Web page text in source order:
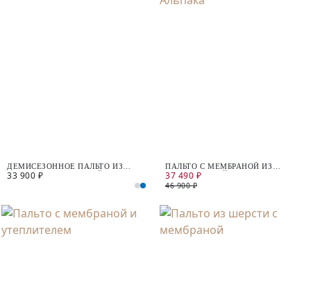
ДЕМИСЕЗОННОЕ ПАЛЬТО ИЗ
ШЕРСТИ С МЕМБРАНОЙ
33 900 ₽
ПАЛЬТО С МЕМБРАНОЙ ИЗ
ПРЕМИАЛЬНОЙ ШЕРСТИ И
АЛЬПАКА
37 490 ₽
46 900 ₽